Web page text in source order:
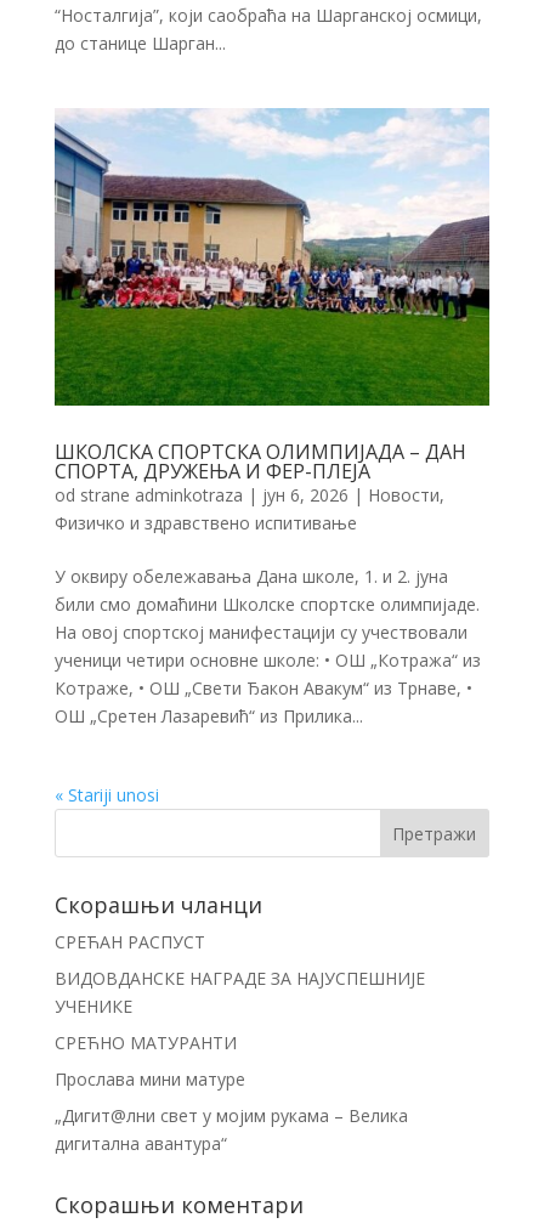
“Носталгија”, који саобраћа на Шарганској осмици,
до станице Шарган...
ШКОЛСКА СПОРТСКА ОЛИМПИЈАДА – ДАН
СПОРТА, ДРУЖЕЊА И ФЕР-ПЛЕЈА
od strane adminkotraza | јун 6, 2026 | Новости,
Физичко и здравствено испитивање
У оквиру обележавања Дана школе, 1. и 2. јуна
били смо домаћини Школске спортске олимпијаде.
На овој спортској манифестацији су учествовали
ученици четири основне школе: • ОШ „Котража“ из
Котраже, • ОШ „Свети Ђакон Авакум“ из Трнаве, •
ОШ „Сретен Лазаревић“ из Прилика...
« Stariji unosi
Скорашњи чланци
СРЕЋАН РАСПУСТ
ВИДОВДАНСКЕ НАГРАДЕ ЗА НАЈУСПЕШНИЈЕ
УЧЕНИКЕ
СРЕЋНО МАТУРАНТИ
Прослава мини матуре
„Дигит@лни свет у мојим рукама – Велика
дигитална авантура“
Скорашњи коментари